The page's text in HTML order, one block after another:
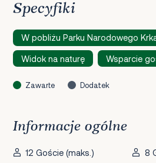
Specyfiki
W pobliżu Parku Narodowego
Widok na naturę Wsparcie
Zawarte Dodatek
Informacje ogólne
12 Goście (maks.)
8